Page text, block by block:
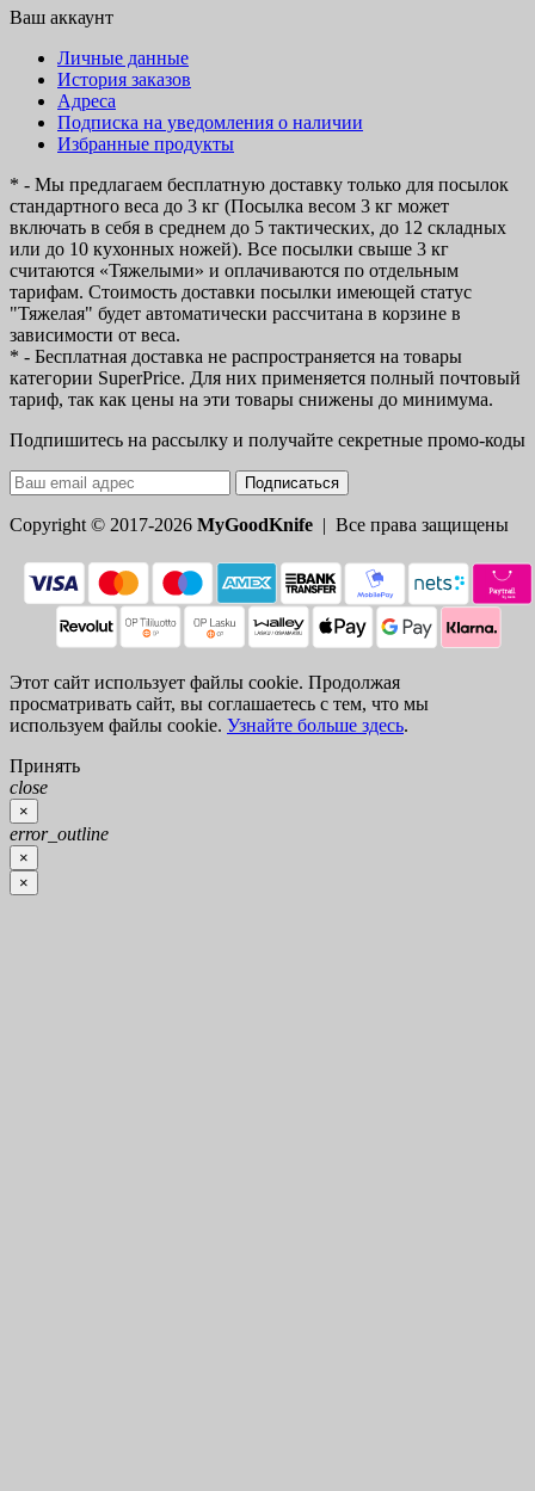
Ваш аккаунт
Личные данные
История заказов
Адреса
Подписка на уведомления о наличии
Избранные продукты
* - Мы предлагаем бесплатную доставку только для посылок
стандартного веса до 3 кг (Посылка весом 3 кг может
включать в себя в среднем до 5 тактических, до 12 складных
или до 10 кухонных ножей). Все посылки свыше 3 кг
считаются «Тяжелыми» и оплачиваются по отдельным
тарифам. Стоимость доставки посылки имеющей статус
"Тяжелая" будет автоматически рассчитана в корзине в
зависимости от веса.
* - Бесплатная доставка не распространяется на товары
категории SuperPrice. Для них применяется полный почтовый
тариф, так как цены на эти товары снижены до минимума.
Подпишитесь на рассылку и получайте секретные промо-коды
Подписаться
Copyright © 2017-2026 MyGoodKnife | Все права защищены
Этот сайт использует файлы cookie. Продолжая
просматривать сайт, вы соглашаетесь с тем, что мы
используем файлы cookie. Узнайте больше здесь.
Принять
close
×
error_outline
×
×